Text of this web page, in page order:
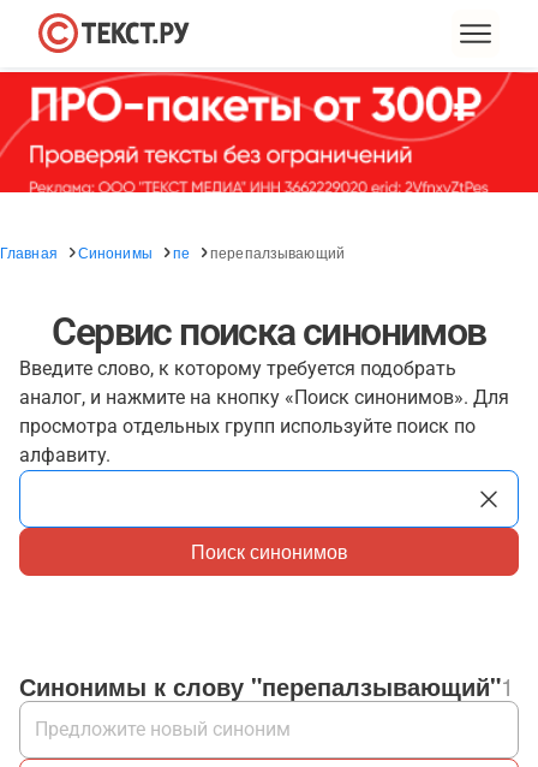
Главная Синонимы пе перепалзывающий
Сервис поиска синонимов
Введите слово, к которому требуется подобрать
аналог, и нажмите на кнопку «Поиск синонимов». Для
просмотра отдельных групп используйте поиск по
алфавиту.
Поиск синонимов
Синонимы к слову "перепалзывающий"1